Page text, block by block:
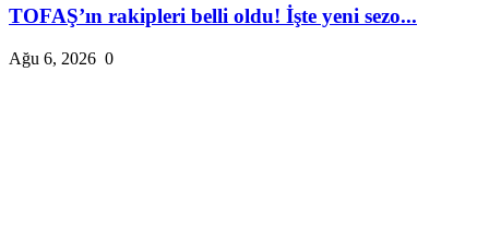
TOFAŞ’ın rakipleri belli oldu! İşte yeni sezo...
Ağu 6, 2026 0